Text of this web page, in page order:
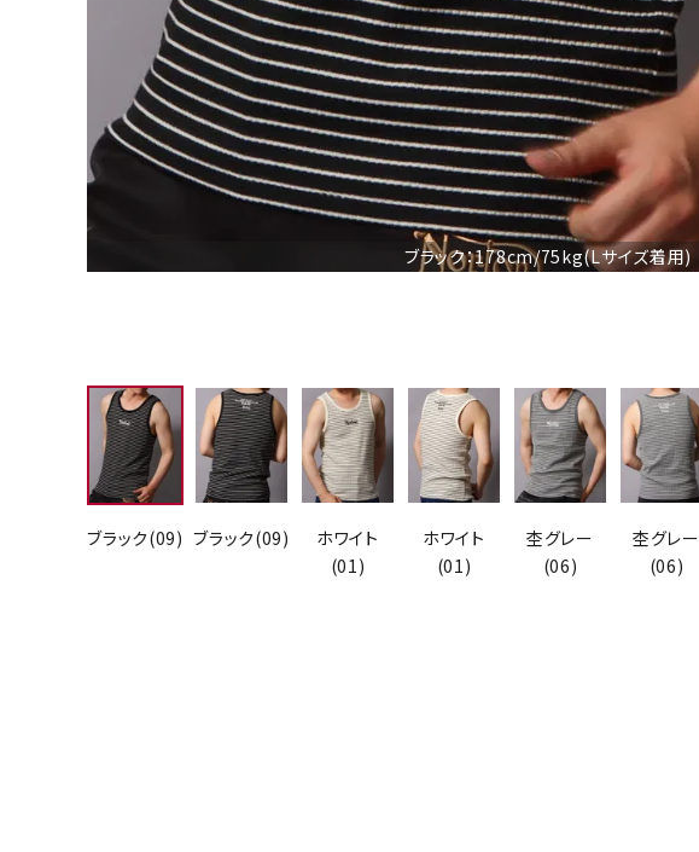
ブラック：178cm/75kg(Lサイズ着用)
ブラック(09) ブラック(09)
ホワイト
(01)
ホワイト
(01)
杢グレー
(06)
杢グレー
(06)